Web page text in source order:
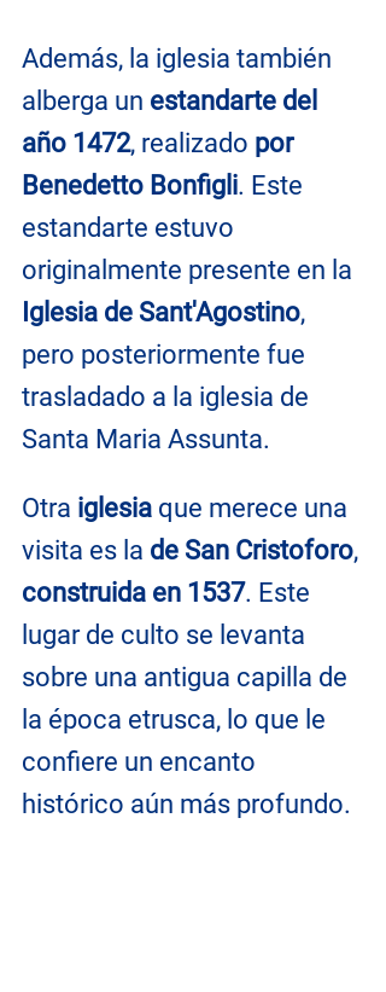
Además, la iglesia también
alberga un estandarte del
año 1472, realizado por
Benedetto Bonfigli. Este
estandarte estuvo
originalmente presente en la
Iglesia de Sant'Agostino,
pero posteriormente fue
trasladado a la iglesia de
Santa Maria Assunta.
Otra iglesia que merece una
visita es la de San Cristoforo,
construida en 1537. Este
lugar de culto se levanta
sobre una antigua capilla de
la época etrusca, lo que le
confiere un encanto
histórico aún más profundo.